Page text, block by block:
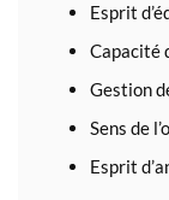
Esprit
Capacité
Gestion
Sens de
Esprit